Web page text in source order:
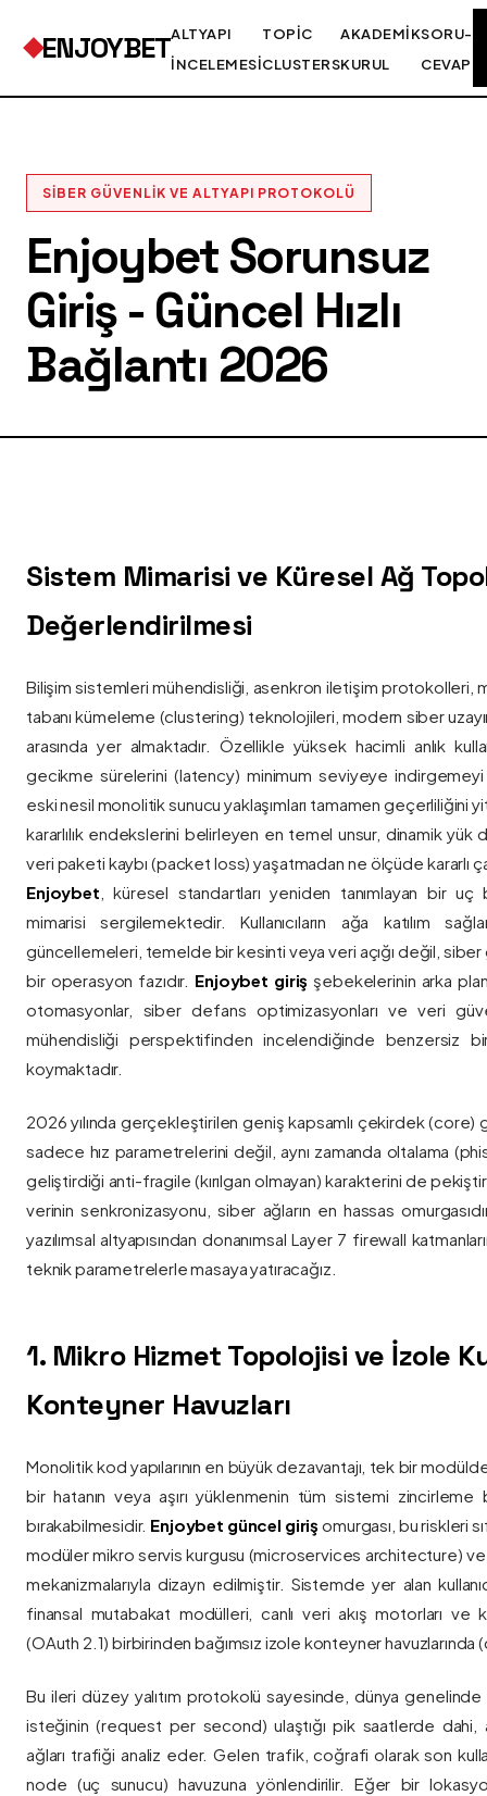
ENJOYBETALTYAPI
İNCELEMESI
TOPIC
CLUSTERS
AKADEMIK
KURUL
SORU-
CEVAP
SIBER GÜVENLIK VE ALTYAPI PROTOKOLÜ
Enjoybet Sorunsuz
Giriş - Güncel Hızlı
Bağlantı 2026
Sistem Mimarisi ve Küresel Ağ
Değerlendirilmesi
Bilişim sistemleri mühendisliği, asenkron iletişim protokolleri,
tabanı kümeleme (clustering) teknolojileri, modern siber
arasında yer almaktadır. Özellikle yüksek hacimli anlık
gecikme sürelerini (latency) minimum seviyeye
eski nesil monolitik sunucu yaklaşımları tamamen geçerliliğini
kararlılık endekslerini belirleyen en temel unsur, dinamik yük
veri paketi kaybı (packet loss) yaşatmadan ne ölçüde kararlı
Enjoybet , küresel standartları yeniden tanımlayan bir
mimarisi sergilemektedir. Kullanıcıların ağa katılım
güncellemeleri, temelde bir kesinti veya veri açığı değil, siber
bir operasyon fazıdır. Enjoybet giriş şebekelerinin arka
otomasyonlar, siber defans optimizasyonları ve veri
mühendisliği perspektifinden incelendiğinde benzersiz
koymaktadır.
2026 yılında gerçekleştirilen geniş kapsamlı çekirdek
sadece hız parametrelerini değil, aynı zamanda oltalama
geliştirdiği anti-fragile (kırılgan olmayan) karakterini de
verinin senkronizasyonu, siber ağların en hassas
yazılımsal altyapısından donanımsal Layer 7 firewall
teknik parametrelerle masaya yatıracağız.
1. Mikro Hizmet Topolojisi ve İzole
Konteyner Havuzları
Monolitik kod yapılarının en büyük dezavantajı, tek bir
bir hatanın veya aşırı yüklenmenin tüm sistemi zincirleme
bırakabilmesidir. Enjoybet güncel giriş omurgası, bu riskleri
modüler mikro servis kurgusu (microservices architecture)
mekanizmalarıyla dizayn edilmiştir. Sistemde yer alan
finansal mutabakat modülleri, canlı veri akış motorları ve
(OAuth 2.1) birbirinden bağımsız izole konteyner havuzlarında
Bu ileri düzey yalıtım protokolü sayesinde, dünya genelinde
isteğinin (request per second) ulaştığı pik saatlerde dahi,
ağları trafiği analiz eder. Gelen trafik, coğrafi olarak son
node (uç sunucu) havuzuna yönlendirilir. Eğer bir